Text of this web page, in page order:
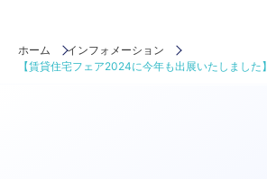
ホーム
インフォメーション
【賃貸住宅フェア2024に今年も出展いたしました】